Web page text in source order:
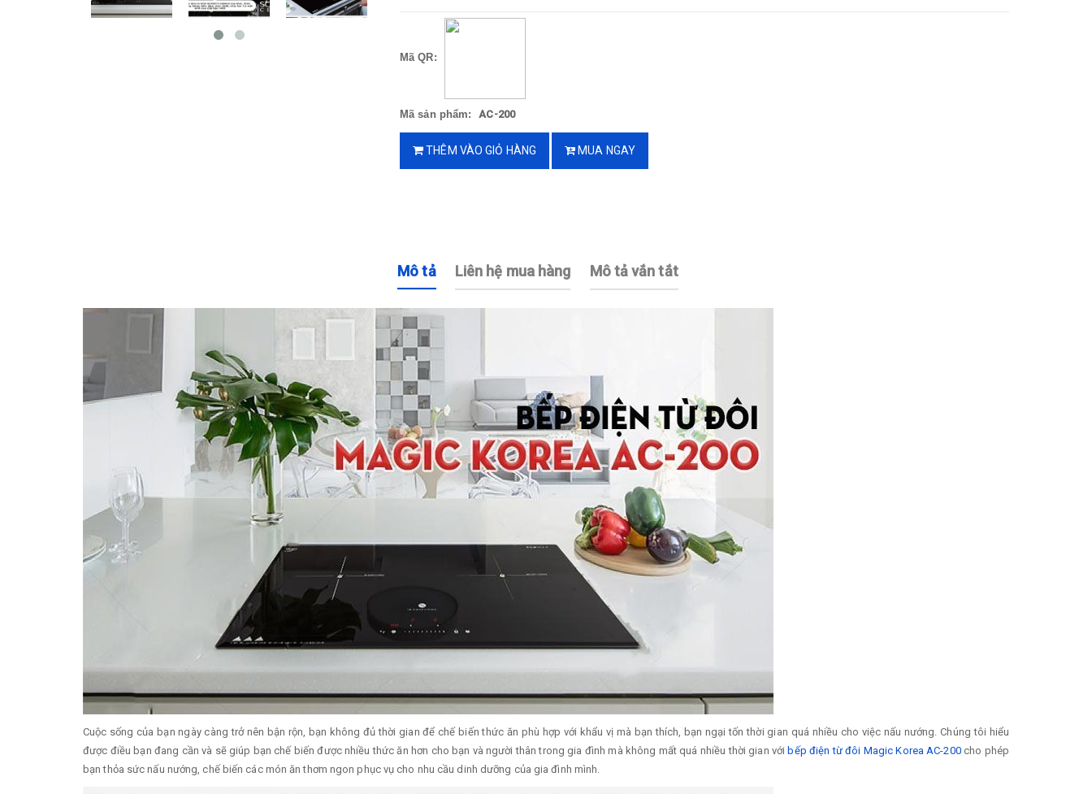
Mã QR:
Mã sản phẩm: AC-200
THÊM VÀO GIỎ HÀNG MUA NGAY
Mô tả Liên hệ mua hàng Mô tả vắn tắt
Cuộc sống của bạn ngày càng trở nên bận rộn, bạn không đủ thời gian để chế biến thức ăn phù hợp với khẩu vị mà bạn thích, bạn ngại tốn thời gian quá nhiều cho việc nấu nướng. Chúng tôi hiểu
được điều bạn đang cần và sẽ giúp bạn chế biến được nhiều thức ăn hơn cho bạn và người thân trong gia đình mà không mất quá nhiều thời gian vớibếp điện từ đôi Magic Korea AC-200cho phép
bạn thỏa sức nấu nướng, chế biến các món ăn thơm ngon phục vụ cho nhu cầu dinh dưỡng của gia đình mình.